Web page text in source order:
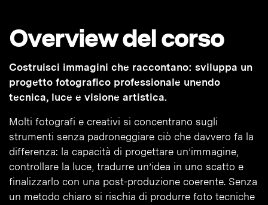
Overview del corso
Costruisci immagini che raccontano: sviluppa un
progetto fotografico professionale unendo
tecnica, luce e visione artistica.
Molti fotografi e creativi si concentrano sugli
strumenti senza padroneggiare ciò che davvero fa la
differenza: la capacità di progettare un’immagine,
controllare la luce, tradurre un’idea in uno scatto e
finalizzarlo con una post-produzione coerente. Senza
un metodo chiaro si rischia di produrre foto tecniche